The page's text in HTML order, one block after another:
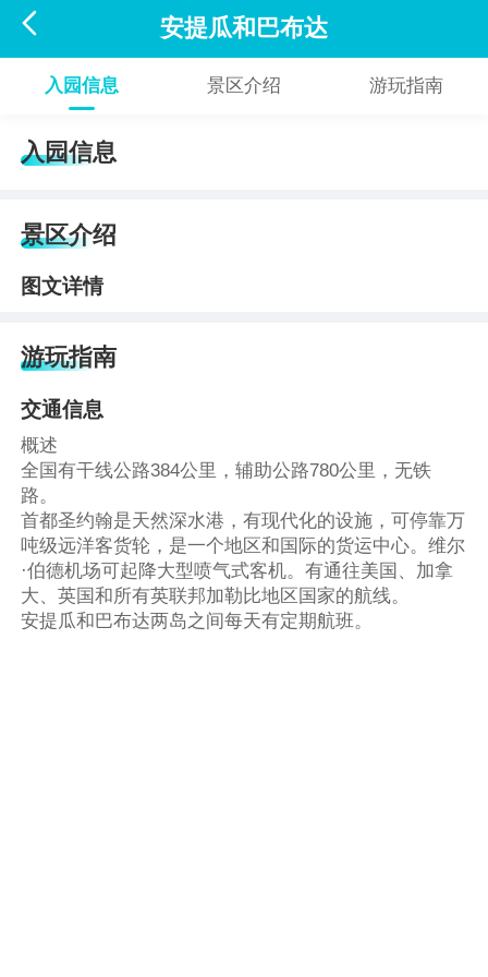
 安提瓜和巴布达
入园信息 景区介绍 游玩指南
入园信息
景区介绍
图文详情
游玩指南
交通信息
概述
全国有干线公路384公里，辅助公路780公里，无铁
路。
首都圣约翰是天然深水港，有现代化的设施，可停靠万
吨级远洋客货轮，是一个地区和国际的货运中心。维尔
·伯德机场可起降大型喷气式客机。有通往美国、加拿
大、英国和所有英联邦加勒比地区国家的航线。
安提瓜和巴布达两岛之间每天有定期航班。